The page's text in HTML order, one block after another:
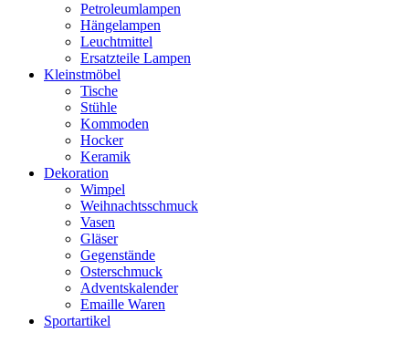
Petroleumlampen
Hängelampen
Leuchtmittel
Ersatzteile Lampen
Kleinstmöbel
Tische
Stühle
Kommoden
Hocker
Keramik
Dekoration
Wimpel
Weihnachtsschmuck
Vasen
Gläser
Gegenstände
Osterschmuck
Adventskalender
Emaille Waren
Sportartikel